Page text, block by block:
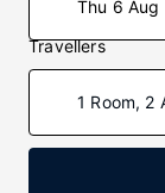
Thu 6 Aug
Travellers
1 Room, 2